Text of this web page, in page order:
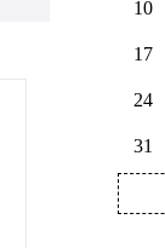
10
17
24
31